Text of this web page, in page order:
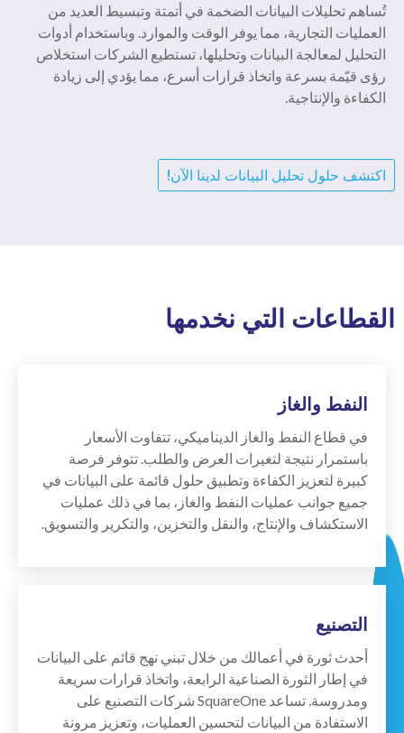
تُساهم تحليلات البيانات الضخمة في أتمتة وتبسيط العديد من
العمليات التجارية، مما يوفر الوقت والموارد. وباستخدام أدوات
التحليل لمعالجة البيانات وتحليلها، تستطيع الشركات استخلاص
رؤى قيّمة بسرعة واتخاذ قرارات أسرع، مما يؤدي إلى زيادة
الكفاءة والإنتاجية.
اكتشف حلول تحليل البيانات لدينا الآن!
القطاعات التي نخدمها
النفط والغاز
في قطاع النفط والغاز الديناميكي، تتفاوت الأسعار
باستمرار نتيجة لتغيرات العرض والطلب. تتوفر فرصة
كبيرة لتعزيز الكفاءة وتطبيق حلول قائمة على البيانات في
جميع جوانب عمليات النفط والغاز، بما في ذلك عمليات
الاستكشاف والإنتاج، والنقل والتخزين، والتكرير والتسويق.
التصنيع
أحدث ثورة في أعمالك من خلال تبني نهج قائم على البيانات
في إطار الثورة الصناعية الرابعة، واتخاذ قرارات سريعة
ومدروسة. تساعد SquareOne شركات التصنيع على
الاستفادة من البيانات لتحسين العمليات، وتعزيز مرونة